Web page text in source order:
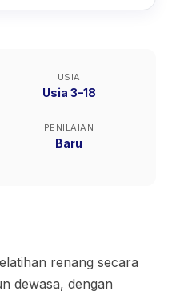
USIA
Usia 3–18
PENILAIAN
Baru
renang secara
dewasa, dengan